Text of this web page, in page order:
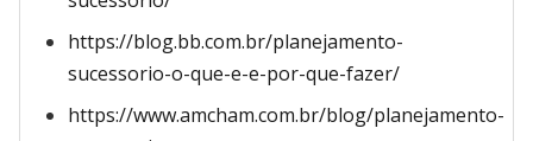
https://blog.bb.com.br/planejamento-
sucessorio-o-que-e-e-por-que-fazer/
https://www.amcham.com.br/blog/planejamento-